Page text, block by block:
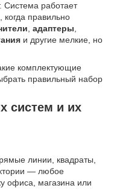
Система работает
когда правильно
, адаптеры,
и другие мелкие, но
комплектующие
правильный набор
систем и их
линии, квадраты,
— любое
офиса, магазина или